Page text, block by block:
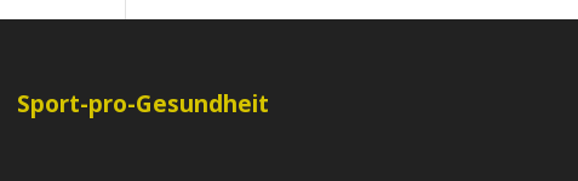
Sport-pro-Gesundheit